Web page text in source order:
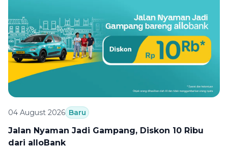
04 August 2026 Baru
Jalan Nyaman Jadi Gampang, Diskon 10 Ribu
dari alloBank